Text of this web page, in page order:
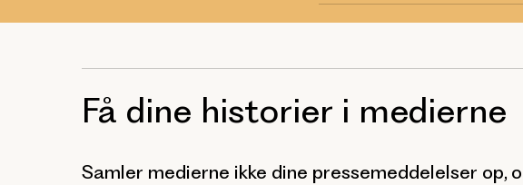
Få dine historier i medierne
Samler medierne ikke dine pressemeddelelser op,